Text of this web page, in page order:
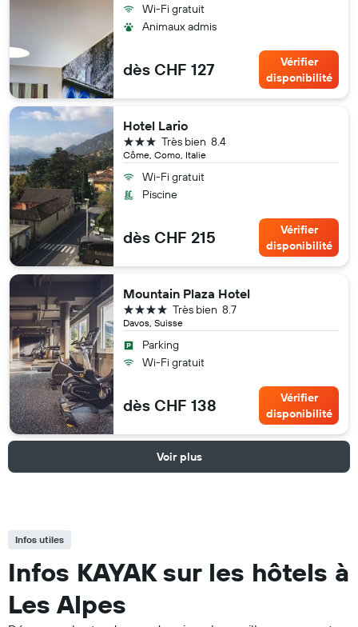
Wi-Fi gratuit
Animaux admis
dès CHF 127
Vérifier
disponibilité
Hotel Lario
Côme, Como, Italie
8.4
Très bien
3 étoiles
Wi-Fi gratuit
Piscine
dès CHF 215
Vérifier
disponibilité
Mountain Plaza Hotel
Davos, Suisse
8.7
Très bien
4 étoiles
Parking
Wi-Fi gratuit
dès CHF 138
Vérifier
disponibilité
Voir plus
Infos utiles
Infos KAYAK sur les hôtels à
Les Alpes